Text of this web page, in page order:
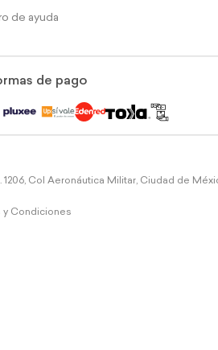
de ayuda
de pago
1206, Col Aeronáutica Militar, Ciudad de
y Condiciones